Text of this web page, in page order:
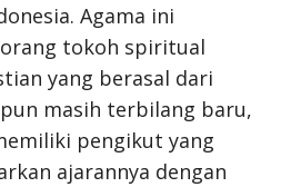
Agama ini
tokoh spiritual
yang berasal dari
masih terbilang baru,
pengikut yang
ajarannya dengan